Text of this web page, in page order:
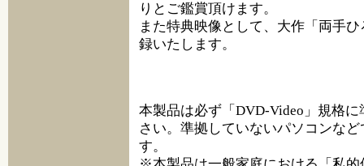
りとご鑑賞頂けます。
また特典映像として、大作「両手
録いたします。
本製品は必ず「DVD-Video」規格
さい。準拠していないパソコンな
す。